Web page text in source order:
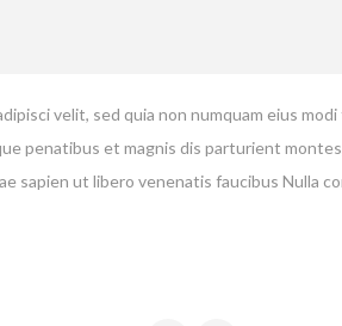
velit, sed quia non numquam eius
penatibus et magnis dis parturient
sapien ut libero venenatis faucibus Nulla